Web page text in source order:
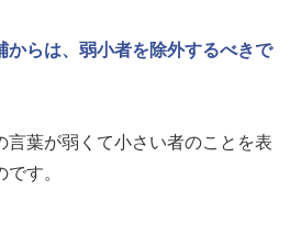
からは、弱小者を除外するべきで
言葉が弱くて小さい者のことを表
す。